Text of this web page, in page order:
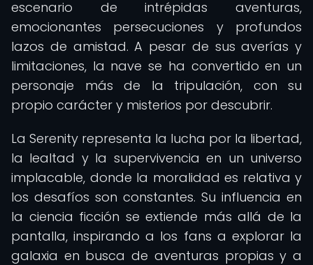
escenario de intrépidas aventuras,
emocionantes persecuciones y profundos
lazos de amistad. A pesar de sus averías y
limitaciones, la nave se ha convertido en un
personaje más de la tripulación, con su
propio carácter y misterios por descubrir.
La Serenity representa la lucha por la libertad,
la lealtad y la supervivencia en un universo
implacable, donde la moralidad es relativa y
los desafíos son constantes. Su influencia en
la ciencia ficción se extiende más allá de la
pantalla, inspirando a los fans a explorar la
galaxia en busca de aventuras propias y a